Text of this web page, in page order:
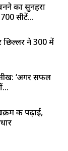
का सुनहरा
सीटें...
छिल्लर ने 300 में
‘अगर सफल
की पढ़ाई,